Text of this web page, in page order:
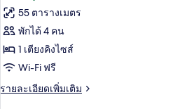
เดี่ยว
เตียง,
ห้อง
มุม
ทั้งหมด
ของ
Grand
Executive
King
55 ตารางเมตร
พักได้ 4 คน
1 เตียงคิงไซส์
Wi-Fi ฟรี
รายละเอียดเพิ่มเติม
ราย